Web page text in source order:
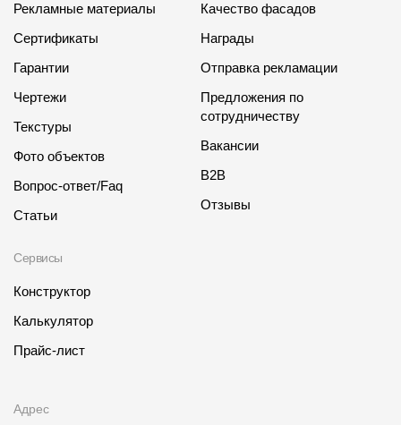
Рекламные материалы
Сертификаты
Гарантии
Чертежи
Текстуры
Фото объектов
Вопрос-ответ/Faq
Статьи
Сервисы
Конструктор
Калькулятор
Прайс-лист
Качество фасадов
Награды
Отправка рекламации
Предложения по
сотрудничеству
Вакансии
B2B
Отзывы
Адрес